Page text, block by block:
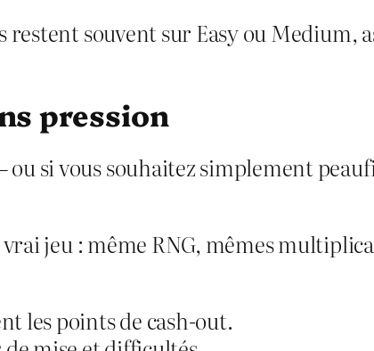
restent souvent sur Easy ou
pression
si vous souhaitez simplement
jeu : même RNG, mêmes
les points de cash‑out.